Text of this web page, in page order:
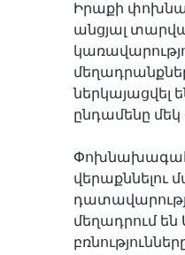
Իրաքի
անցյալ
ներկայացվել
ընդամենը մեկ
Փոխնախագահ
վերաքննելու
մեղադրում